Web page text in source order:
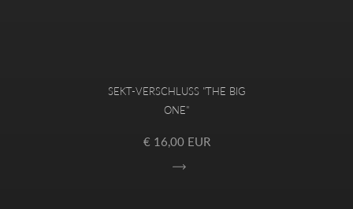
SEKT-VERSCHLUSS "THE BIG
ONE"
€ 16,00 EUR